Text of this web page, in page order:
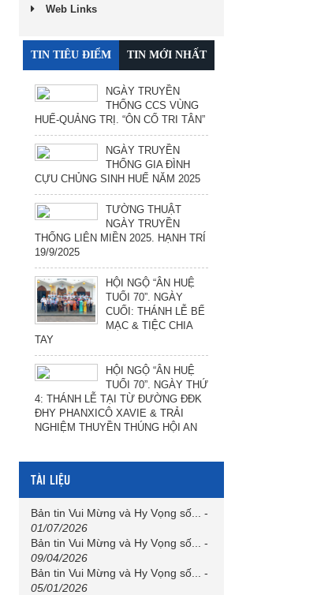
Web Links
TIN TIÊU ĐIỂM TIN MỚI NHẤT
NGÀY TRUYỀN
THỐNG CCS VÙNG
HUẾ-QUẢNG TRỊ. “ÔN CỐ TRI TÂN”
NGÀY TRUYỀN
THỐNG GIA ĐÌNH
CỰU CHỦNG SINH HUẾ NĂM 2025
TƯỜNG THUẬT
NGÀY TRUYỀN
THỐNG LIÊN MIỀN 2025. HẠNH TRÍ
19/9/2025
HỘI NGỘ “ÂN HUỆ
TUỔI 70”. NGÀY
CUỐI: THÁNH LỄ BẾ
MẠC & TIỆC CHIA
TAY
HỘI NGỘ “ÂN HUỆ
TUỔI 70”. NGÀY THỨ
4: THÁNH LỄ TẠI TỪ ĐƯỜNG ĐĐK
ĐHY PHANXICÔ XAVIE & TRẢI
NGHIỆM THUYỀN THÚNG HỘI AN
TÀI LIỆU
Bản tin Vui Mừng và Hy Vọng số...
-
01/07/2026
Bản tin Vui Mừng và Hy Vọng số...
-
09/04/2026
Bản tin Vui Mừng và Hy Vọng số...
-
05/01/2026